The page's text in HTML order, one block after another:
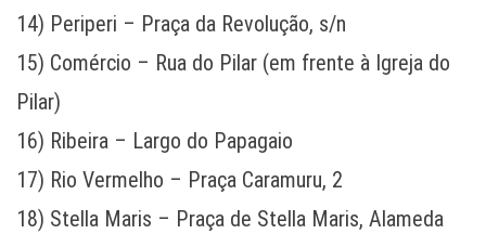
14) Periperi – Praça da Revolução, s/n
15) Comércio – Rua do Pilar (em frente à Igreja do
Pilar)
16) Ribeira – Largo do Papagaio
17) Rio Vermelho – Praça Caramuru, 2
18) Stella Maris – Praça de Stella Maris, Alameda